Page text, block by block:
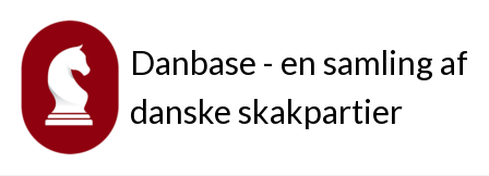
Danbase - en samling af
danske skakpartier